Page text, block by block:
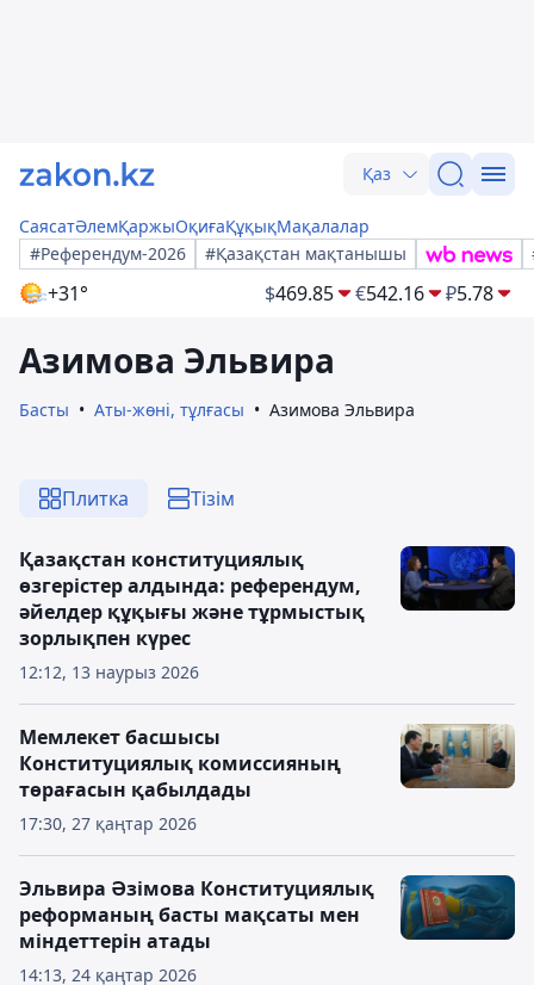
Қаз
СаясатӘлемҚаржыОқиғаҚұқықМақалалар
#Референдум-2026
#Қазақстан мақтанышы
+31° $469.85 €542.16 ₽5.78
Азимова Эльвира
Басты Аты-жөні, тұлғасы Азимова Эльвира
Плитка Тізім
12:12, 13 наурыз 2026
Қазақстан конституциялық
өзгерістер алдында: референдум,
әйелдер құқығы және тұрмыстық
зорлықпен күрес
17:30, 27 қаңтар 2026
Мемлекет басшысы
Конституциялық комиссияның
төрағасын қабылдады
14:13, 24 қаңтар 2026
Эльвира Әзімова Конституциялық
реформаның басты мақсаты мен
міндеттерін атады